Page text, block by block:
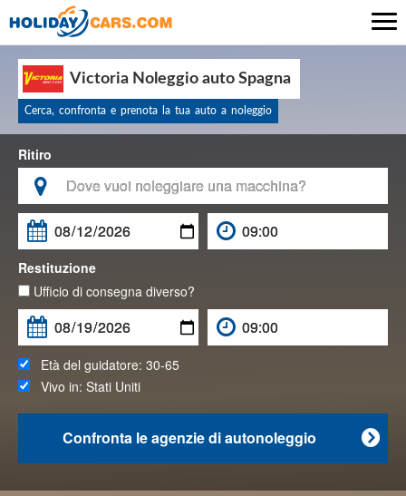
Victoria Noleggio auto Spagna
Cerca, confronta e prenota la tua auto a noleggio
Ritiro


Restituzione
Ufficio di consegna diverso?
Età del guidatore: 30-65
Vivo in: Stati Uniti

Confronta le agenzie di autonoleggio